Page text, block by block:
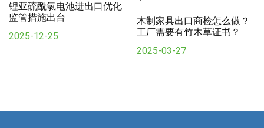
锂亚硫酰氯电池进出口优化
监管措施出台
2025-12-25
木制家具出口商检怎么做？
工厂需要有竹木草证书？
2025-03-27